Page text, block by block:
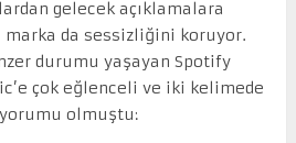
gelecek açıklamalara
da sessizliğini koruyor.
durumu yaşayan Spotify
çok eğlenceli ve iki kelimede
olmuştu: